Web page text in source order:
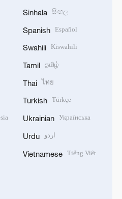
Sinhala සිංහල
Spanish Español
Swahili Kiswahili
Tamil தமிழ்
Thai ไทย
Turkish Türkçe
Ukrainian Українська
Urdu اردو
Vietnamese Tiếng Việt